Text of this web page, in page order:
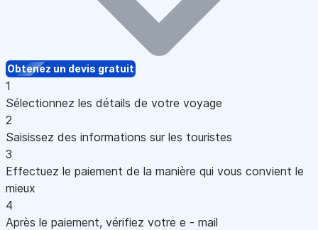
Obtenez un devis gratuit
1
Sélectionnez les détails de votre voyage
2
Saisissez des informations sur les touristes
3
Effectuez le paiement de la manière qui vous convient le
mieux
4
Après le paiement, vérifiez votre e - mail